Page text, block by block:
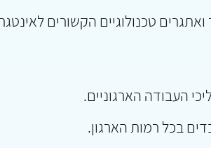
טכנולוגיים הקשורים
העבודה הארגוניים.
בכל רמות הארגון.